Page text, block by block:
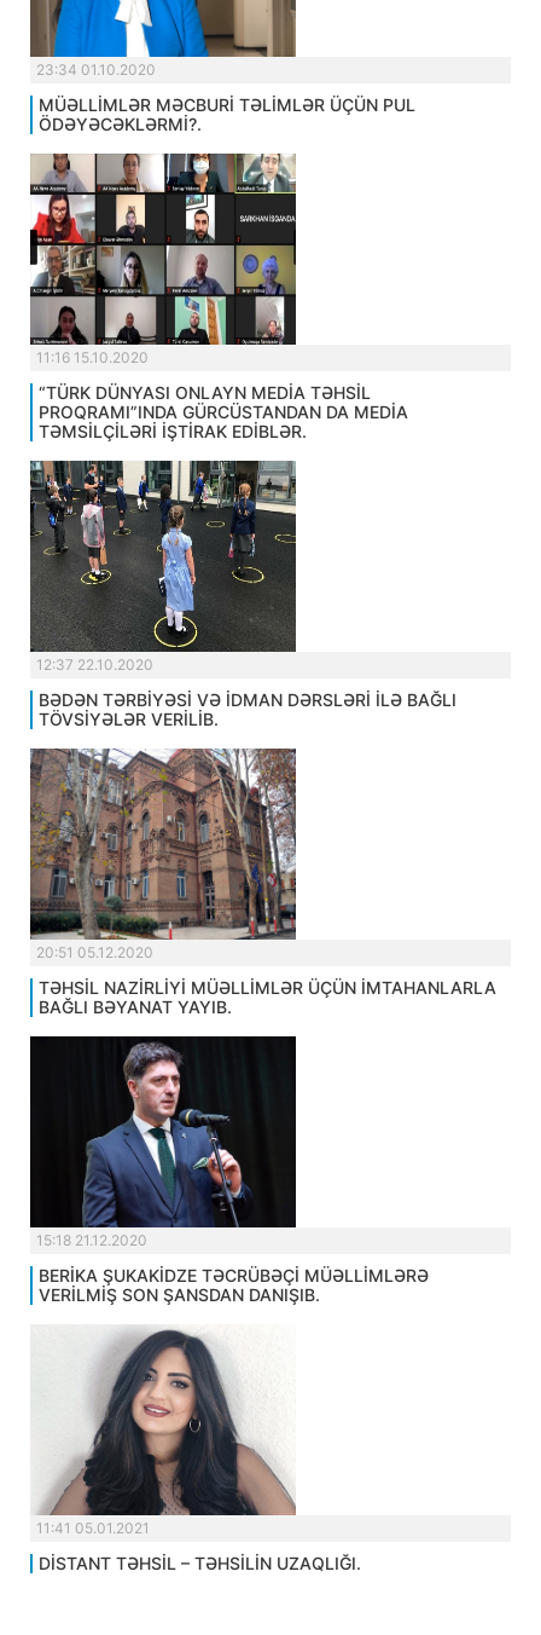
23:34 01.10.2020
MÜƏLLİMLƏR MƏCBURİ TƏLİMLƏR ÜÇÜN PUL
ÖDƏYƏCƏKLƏRMİ?.
11:16 15.10.2020
“TÜRK DÜNYASI ONLAYN MEDİA TƏHSİL
PROQRAMI”INDA GÜRCÜSTANDAN DA MEDİA
TƏMSİLÇİLƏRİ İŞTİRAK EDİBLƏR.
12:37 22.10.2020
BƏDƏN TƏRBİYƏSİ VƏ İDMAN DƏRSLƏRİ İLƏ BAĞLI
TÖVSİYƏLƏR VERİLİB.
20:51 05.12.2020
TƏHSİL NAZİRLİYİ MÜƏLLİMLƏR ÜÇÜN İMTAHANLARLA
BAĞLI BƏYANAT YAYIB.
15:18 21.12.2020
BERİKA ŞUKAKİDZE TƏCRÜBƏÇİ MÜƏLLİMLƏRƏ
VERİLMİŞ SON ŞANSDAN DANIŞIB.
11:41 05.01.2021
DİSTANT TƏHSİL – TƏHSİLİN UZAQLIĞI.